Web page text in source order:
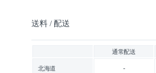
送料 / 配送
通常配送
北海道 -